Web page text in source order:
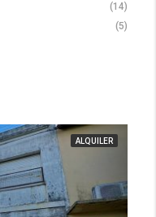
(14)
(5)
ALQUILER